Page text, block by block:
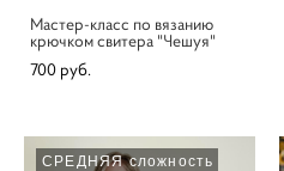
Мастер-класс по вязанию
крючком свитера "Чешуя"
700 pуб.
СРЕДНЯЯ сложность